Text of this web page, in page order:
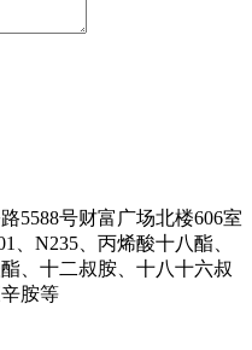
5588号财富广场北楼606室
、N235、丙烯酸十八酯、
、十二叔胺、十八十六叔
胺等